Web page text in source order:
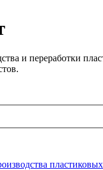
и переработки